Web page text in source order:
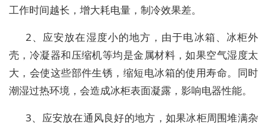
工作时间越长，增大耗电量，制冷效果差。
2、应安放在湿度小的地方，由于电冰箱、冰柜外
壳，冷凝器和压缩机等均是金属材料，如果空气湿度太
大，会使这些部件生锈，缩短电冰箱的使用寿命。同时
潮湿过热环境，会造成冰柜表面凝露，影响电器性能。
3、应安放在通风良好的地方，如果冰柜周围堆满杂